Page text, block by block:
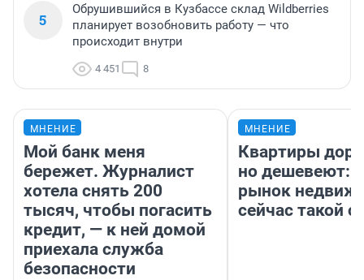
5
Обрушившийся в Кузбассе склад Wildberries
планирует возобновить работу — что
происходит внутри
4 451 8
МНЕНИЕ
Мой банк меня
бережет. Журналист
хотела снять 200
тысяч, чтобы погасить
кредит, — к ней домой
приехала служба
безопасности
МНЕНИЕ
Квартиры
но дешевеют:
рынок
сейчас такой